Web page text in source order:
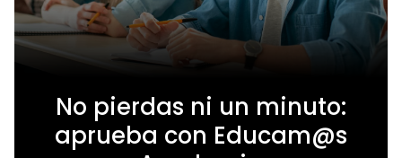
No pierdas ni un minuto:
aprueba con Educam@s